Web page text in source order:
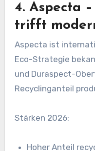
4. Aspecta
trifft
Aspecta ist
Eco-Strategie
und Duraspect-
Recyclinganteil
Stärken 2026:
Hoher Anteil